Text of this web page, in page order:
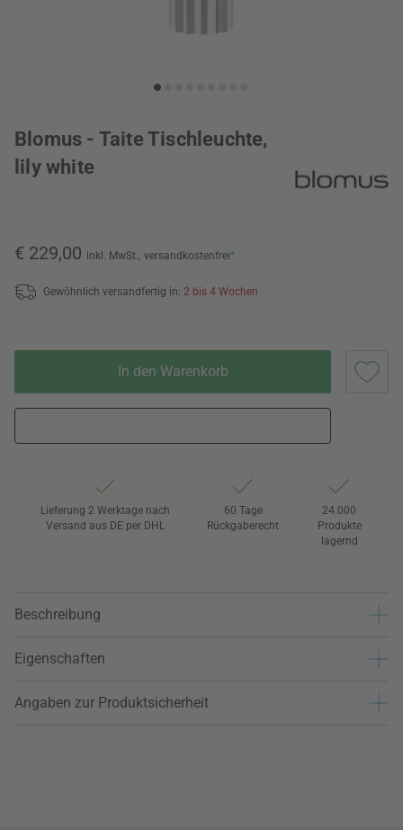
Blomus - Taite Tischleuchte,
lily white
€ 229,00 inkl. MwSt., versandkostenfrei*
Gewöhnlich versandfertig in: 2 bis 4 Wochen
In den Warenkorb
Lieferung 2 Werktage nach
Versand aus DE per DHL
60 Tage
Rückgaberecht
24.000
Produkte
lagernd
Beschreibung
Eigenschaften
Angaben zur Produktsicherheit